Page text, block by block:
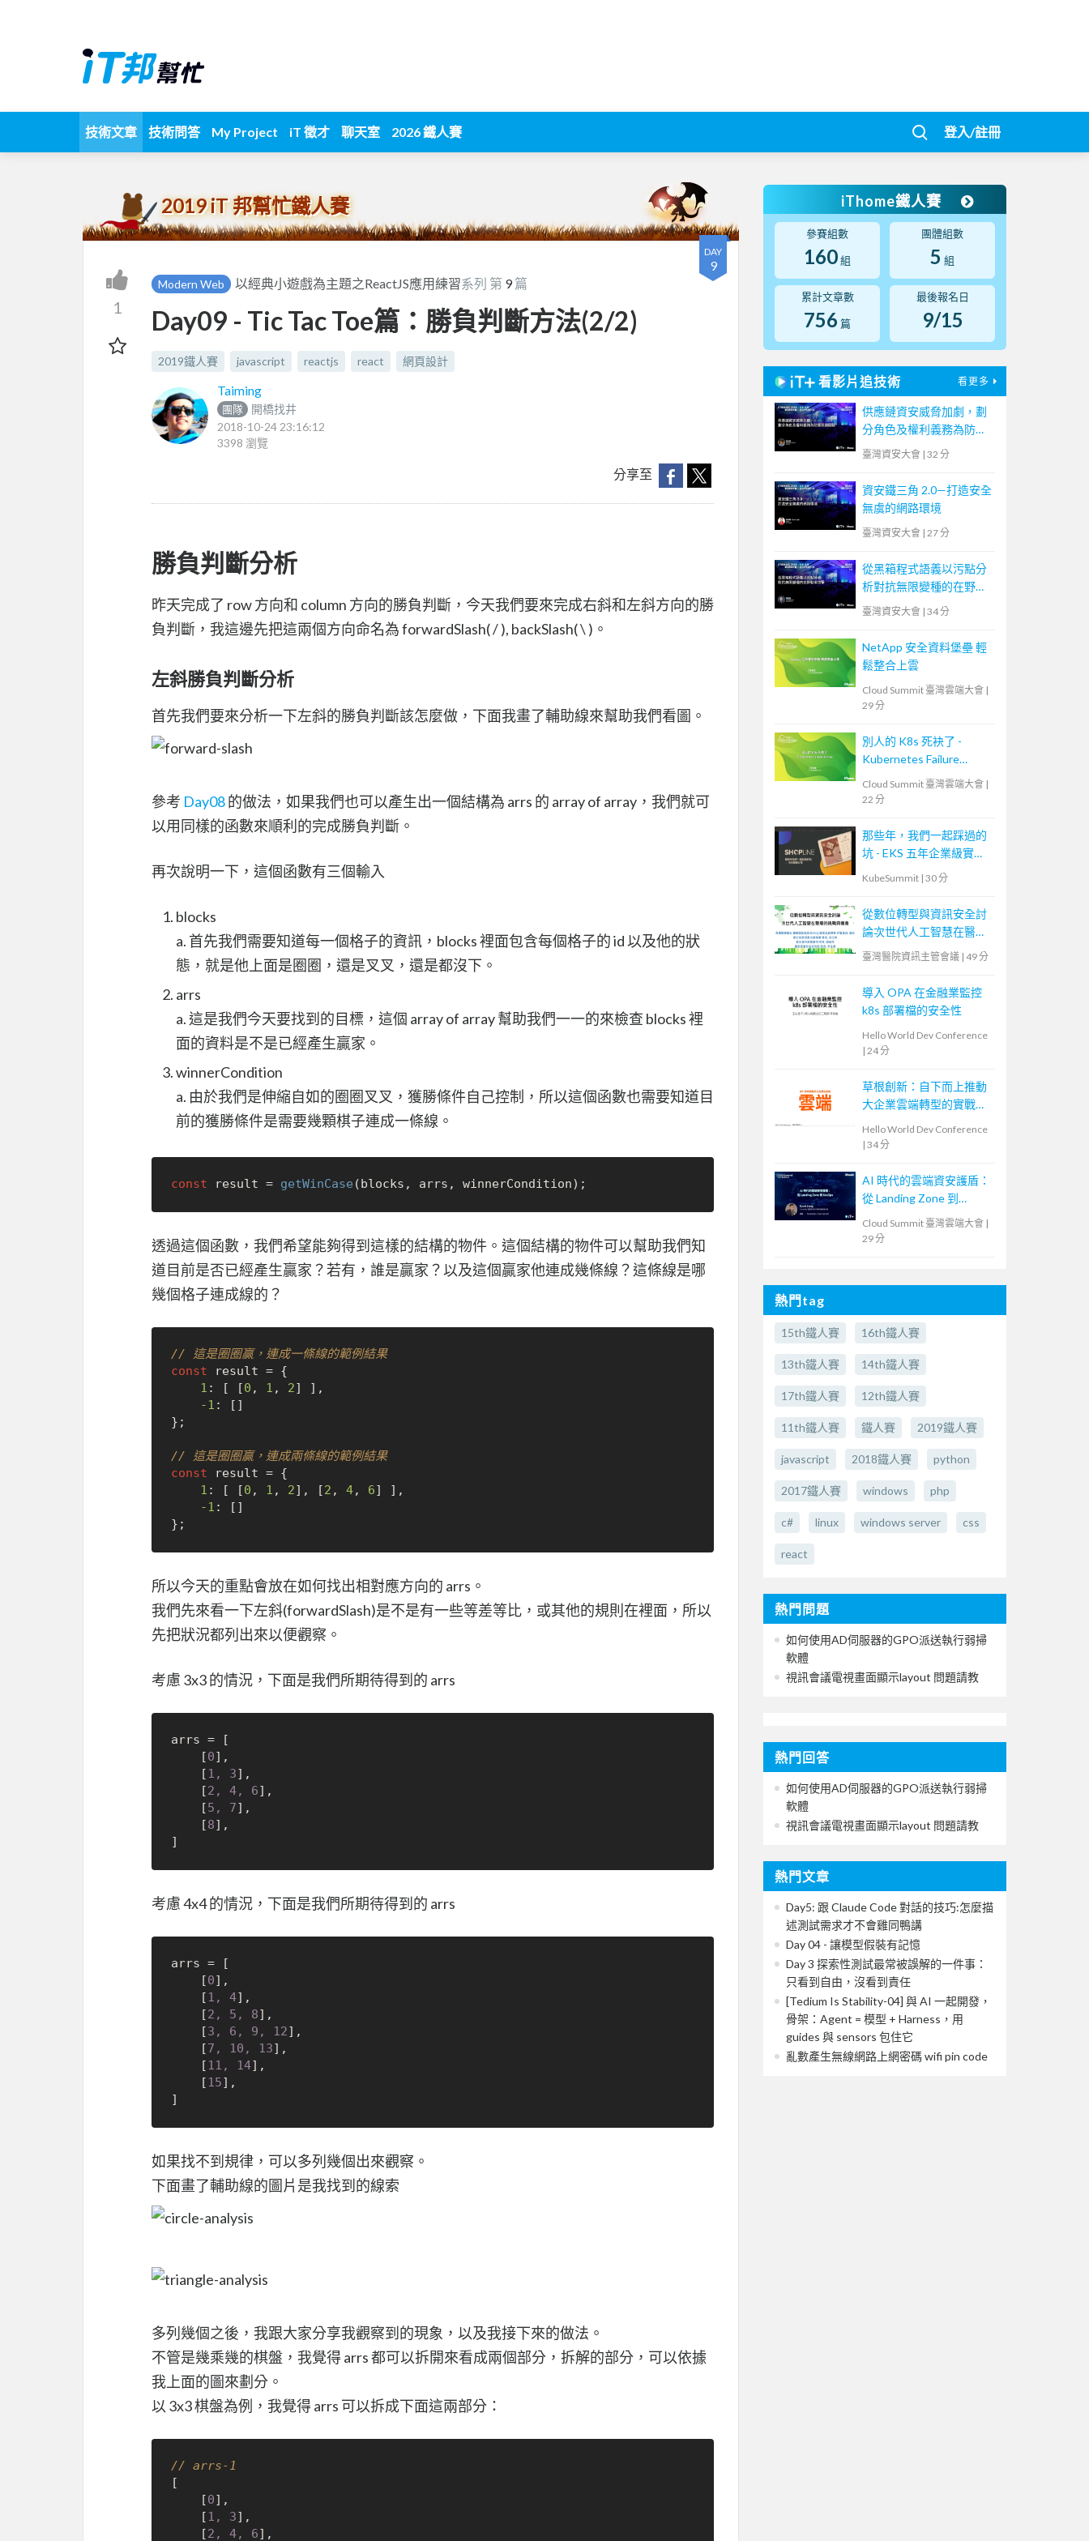
技術文章 技術問答 My Project iT 徵才 聊天室 2026 鐵人賽 登入/註冊
2019 iT 邦幫忙鐵人賽
DAY
9
1
Modern Web 以經典小遊戲為主題之ReactJS應用練習系列 第 9篇
Day09 - Tic Tac Toe篇：勝負判斷方法(2/2)
2019鐵人賽 javascript reactjs react 網頁設計
Taiming
團隊
開橋找井
2018-10-24 23:16:12
3398 瀏覽
分享至
勝負判斷分析
昨天完成了 row 方向和 column 方向的勝負判斷，今天我們要來完成右斜和左斜方向的勝
負判斷，我這邊先把這兩個方向命名為 forwardSlash( / ), backSlash( \ )。
左斜勝負判斷分析
首先我們要來分析一下左斜的勝負判斷該怎麼做，下面我畫了輔助線來幫助我們看圖。
參考 Day08的做法，如果我們也可以產生出一個結構為 arrs 的 array of array，我們就可
以用同樣的函數來順利的完成勝負判斷。
再次說明一下，這個函數有三個輸入
blocks
a. 首先我們需要知道每一個格子的資訊，blocks 裡面包含每個格子的 id 以及他的狀
態，就是他上面是圈圈，還是叉叉，還是都沒下。
arrs
a. 這是我們今天要找到的目標，這個 array of array 幫助我們一一的來檢查 blocks 裡
面的資料是不是已經產生贏家。
winnerCondition
a. 由於我們是伸縮自如的圈圈叉叉，獲勝條件自己控制，所以這個函數也需要知道目
前的獲勝條件是需要幾顆棋子連成一條線。
const result = getWinCase
透過這個函數，我們希望能夠得到這樣的結構的物件。這個結構的物件可以幫助我們知
道目前是否已經產生贏家？若有，誰是贏家？以及這個贏家他連成幾條線？這條線是哪
幾個格子連成線的？
// 這是圈圈贏，連成一條線的範例結果
const result = {
1 : [ [0 , 1 , 2] ],
-1 : []
};
// 這是圈圈贏，連成兩條線的範例結果
const result = {
1 : [ [0 , 1 , 2], [2 , 4, 6] ],
-1 : []
所以今天的重點會放在如何找出相對應方向的 arrs。
我們先來看一下左斜(forwardSlash)是不是有一些等差等比，或其他的規則在裡面，所以
先把狀況都列出來以便觀察。
考慮 3x3 的情況，下面是我們所期待得到的 arrs
arrs = [
	[
0],
	[
1, 3],
	[
2, 4, 6],
	[
5, 7],
	[
8],
考慮 4x4 的情況，下面是我們所期待得到的 arrs
arrs = [
	[
0],
	[
1, 4],
	[
2, 5, 8],
	[
3, 6, 9, 12],
	[
7, 10, 13],
	[
11, 14],
	[
15],
如果找不到規律，可以多列幾個出來觀察。
下面畫了輔助線的圖片是我找到的線索
多列幾個之後，我跟大家分享我觀察到的現象，以及我接下來的做法。
不管是幾乘幾的棋盤，我覺得 arrs 都可以拆開來看成兩個部分，拆解的部分，可以依據
我上面的圖來劃分。
以 3x3 棋盤為例，我覺得 arrs 可以拆成下面這兩部分：
// arrs-1
[
	[
0],
	[
1, 3],
	[
2, 4, 6],
iThome鐵人賽
參賽組數
160組
團體組數
5 組
累計文章數
756 篇
最後報名日
9/15
看影片追技術 看更多
供應鏈資安威脅加劇，劃
分角色及權利義務為防禦
致勝關鍵
臺灣資安大會 | 32 分
資安鐵三角 2.0—打造安全
無虞的網路環境
臺灣資安大會 | 27 分
從黑箱程式語義以污點分
析對抗無限變種的在野勒
索攻擊
臺灣資安大會 | 34 分
NetApp 安全資料堡壘 輕
鬆整合上雲
Cloud Summit 臺灣雲端大會 |
29 分
別人的 K8s 死袂了 -
Kubernetes Failure
Cloud Summit 臺灣雲端大會 |
22 分
那些年，我們一起踩過的
坑 - EKS 五年企業級實戰
KubeSummit | 30 分
從數位轉型與資訊安全討
論次世代人工智慧在醫療
的挑戰與機會
臺灣醫院資訊主管會議 | 49 分
導入 OPA 在金融業監控
k8s 部署檔的安全性
Hello World Dev Conference
| 24 分
草根創新：自下而上推動
大企業雲端轉型的實戰策
Hello World Dev Conference
| 34 分
AI 時代的雲端資安護盾：
從 Landing Zone 到
Cloud Summit 臺灣雲端大會 |
29 分
熱門tag
15th鐵人賽 16th鐵人賽
13th鐵人賽 14th鐵人賽
17th鐵人賽 12th鐵人賽
11th鐵人賽 鐵人賽 2019鐵人賽
javascript 2018鐵人賽 python
2017鐵人賽 windows php
c# linux windows server css
react
熱門問題
如何使用AD伺服器的GPO派送執行弱掃
軟體
視訊會議電視畫面顯示layout 問題請教
熱門回答
如何使用AD伺服器的GPO派送執行弱掃
軟體
視訊會議電視畫面顯示layout 問題請教
熱門文章
Day5: 跟 Claude Code 對話的技巧:怎麼描
述測試需求才不會雞同鴨講
Day 04 - 讓模型假裝有記憶
Day 3 探索性測試最常被誤解的一件事：
只看到自由，沒看到責任
[Tedium Is Stability-04] 與 AI 一起開發，
骨架：Agent = 模型 + Harness，用
guides 與 sensors 包住它
亂數產生無線網路上網密碼 wifi pin code